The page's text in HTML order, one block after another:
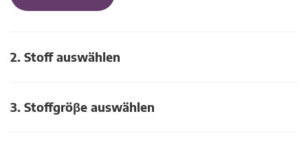
2. Stoff auswählen
3. Stoffgröβe auswählen